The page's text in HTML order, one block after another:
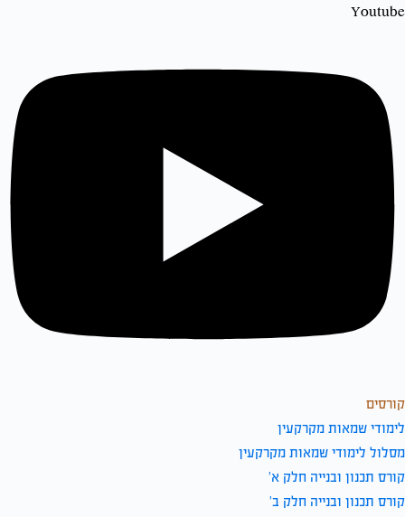
Youtube
קורסים
לימודי שמאות מקרקעין
מסלול לימודי שמאות מקרקעין
קורס תכנון ובנייה חלק א’
קורס תכנון ובנייה חלק ב’